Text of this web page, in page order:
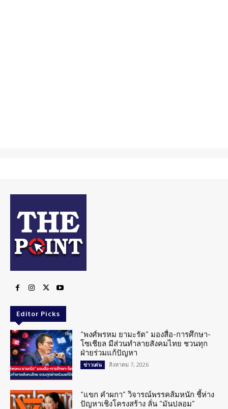
Editor Picks
“พงศ์พรหม ยามะรัต” มองสื่อ-การศึกษา-
โซเชียล มีส่วนทำลายสังคมไทย ชวนทุก
ฝ่ายร่วมแก้ปัญหา
ข่าวเด่น สิงหาคม 7, 2026
“แขก คำผกา” วิจารณ์พรรคส้มหนัก ชี้ห่าง
ปัญหาเชิงโครงสร้าง ลั่น “มันปลอม”